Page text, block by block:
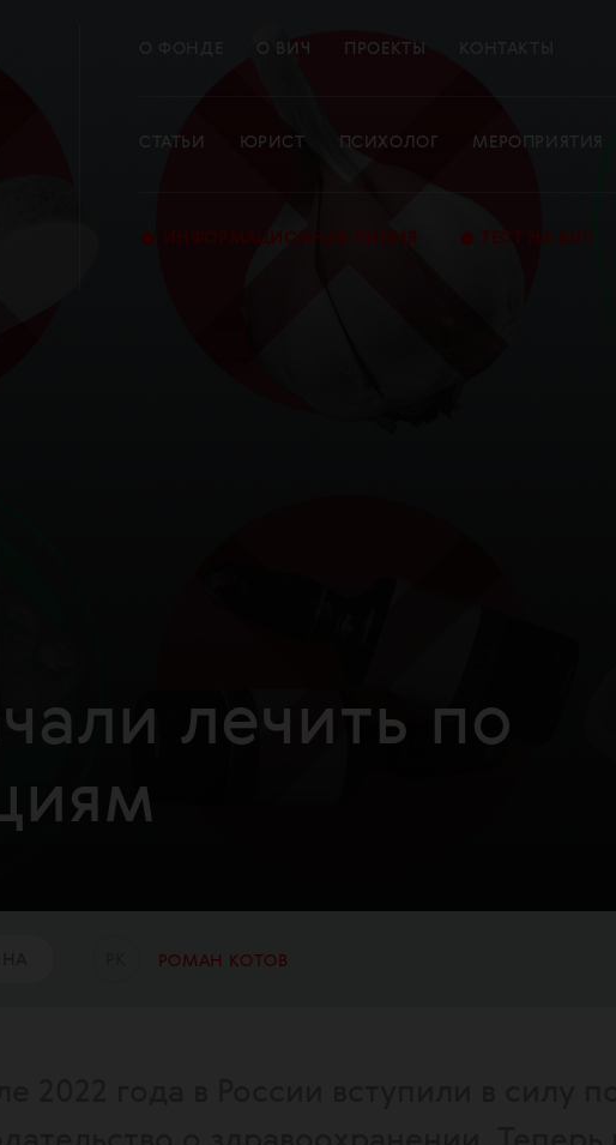
О ФОНДЕ О ВИЧ ПРОЕКТЫ КОНТАКТЫ
СТАТЬИ ЮРИСТ ПСИХОЛОГ МЕРОПРИЯТИЯ
• ИНФОРМАЦИОННАЯ ЛИНИЯ ТЕСТ НА ВИЧ
лечить по
РОМАН КОТОВ